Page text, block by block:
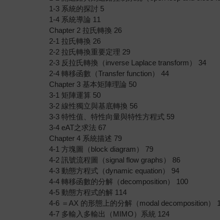
1-3 系統的探討 5
1-4 系統導論 11
Chapter 2 拉氏轉換 26
2-1 拉氏轉換 26
2-2 拉氏轉換重要定理 29
2-3 反拉氏轉換（inverse Laplace transform） 34
2-4 轉移函數（Transfer function） 44
Chapter 3 基本矩陣理論 50
3-1 矩陣運算 50
3-2 線性獨立與基底轉換 56
3-3 特性值、特性向量與特性方程式 59
3-4 eAT之求法 67
Chapter 4 系統描述 79
4-1 方塊圖（block diagram） 79
4-2 訊號流程圖（signal flow graphs） 86
4-3 動態方程式（dynamic equation） 94
4-4 轉移函數的分解（decomposition） 100
4-5 動態方程式的解 114
4-6 ＝AX 的形態上的分解（modal decomposition）
4-7 多輸入多輸出（MIMO）系統 124